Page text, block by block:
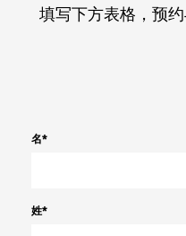
填写下方表格，预
名*
姓*